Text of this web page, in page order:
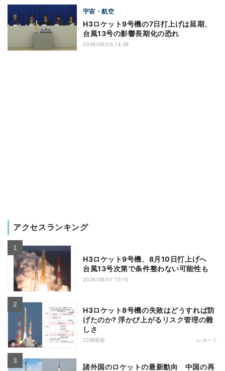
宇宙・航空
H3ロケット9号機の7日打上げは延期、
台風13号の影響長期化の恐れ
2026/08/05 14:38
アクセスランキング
H3ロケット9号機、8月10日打上げへ
台風13号次第で条件整わない可能性も
2026/08/07 15:15
H3ロケット8号機の失敗はどうすれば防
げたのか? 浮かび上がるリスク管理の難
しさ
22時間前 レポート
諸外国のロケットの最新動向 中国の再